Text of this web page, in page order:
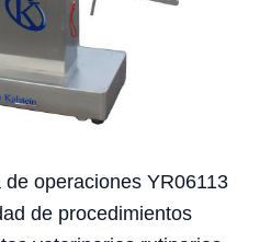
operaciones YR06113
de procedimientos